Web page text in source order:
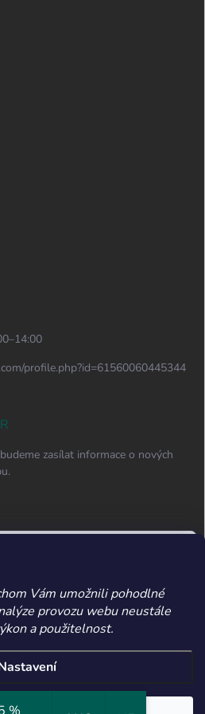
Vám umožnili pohodlné
provozu webu neustále
a použitelnost.
profile.php?id=61560060445344
zasílat informace o nových
spodmínkami ochrany osobních údajů
Upravit nastavení
cookies